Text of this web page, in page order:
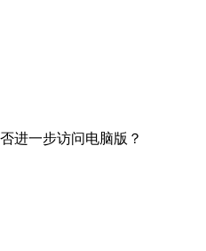
进一步访问电脑版？